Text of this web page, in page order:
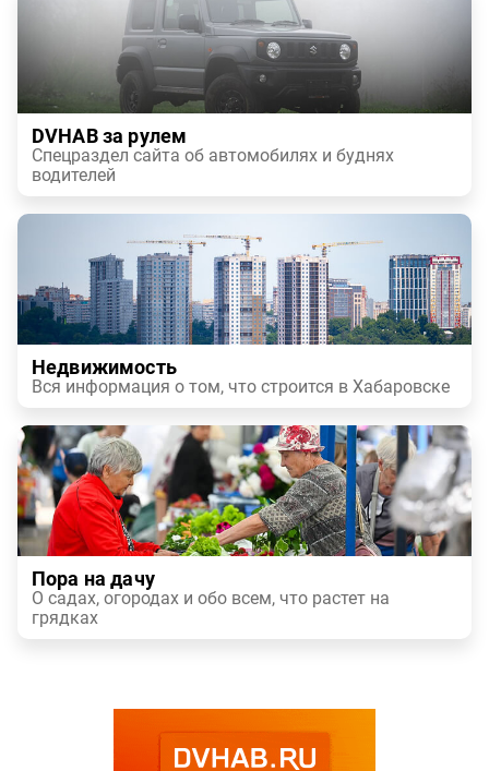
DVHAB за рулем
Спецраздел сайта об автомобилях и буднях
водителей
Недвижимость
Вся информация о том, что строится в Хабаровске
Пора на дачу
О садах, огородах и обо всем, что растет на
грядках